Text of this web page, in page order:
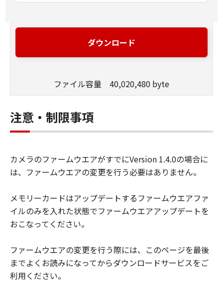
(1) お客様は、「許諾ソフトウェア」を、
（スマートフォン、タブレット端末を含
む。）を経由してインストールし、かかる
ができます。
(2) 「本契約」に明示的に定める場合を除
き、キヤノンおよびキヤノンのライセンサ
ーのいかなる知的財産権も、明示たると黙
示たるとを問わず、「本契約」によってお
りません。
(3) 「許諾ソフトウェア」には、オープン
かかるオープンソースソフトウェアに対し
ては、「本契約」のいかなる規定にもかか
わらず、キヤノンのデジタルカメラ製品の
載されたウェブページに記載されたオープ
ンソースソフトウェアの使用条件がそれぞ
れ適用されます。
ダウンロード
ファイル容量 40,020,480 byte
注意・制限事項
カメラのファームウエアがすでにVersion 1.4.0の場合に
は、ファームウエアの変更を行う必要はありません。
メモリーカードはアップデートするファームウエアファ
イルのみを入れた状態でファームウエアアップデートを
おこなってください。
ファームウエアの変更を行う際には、このページを最後
までよくお読みになってからダウンロードサービスをご
利用ください。